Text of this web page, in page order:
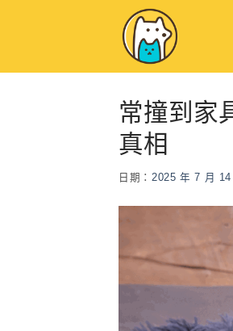
常撞到家
真相
日期： 2025 年 7 月 14